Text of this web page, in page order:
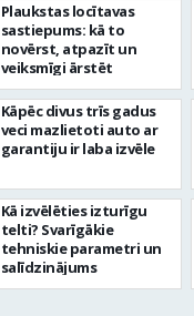
Plaukstas locītavas
sastiepums: kā to
novērst, atpazīt un
veiksmīgi ārstēt
Kāpēc divus trīs gadus
veci mazlietoti auto ar
garantiju ir laba izvēle
Kā izvēlēties izturīgu
telti? Svarīgākie
tehniskie parametri un
salīdzinājums